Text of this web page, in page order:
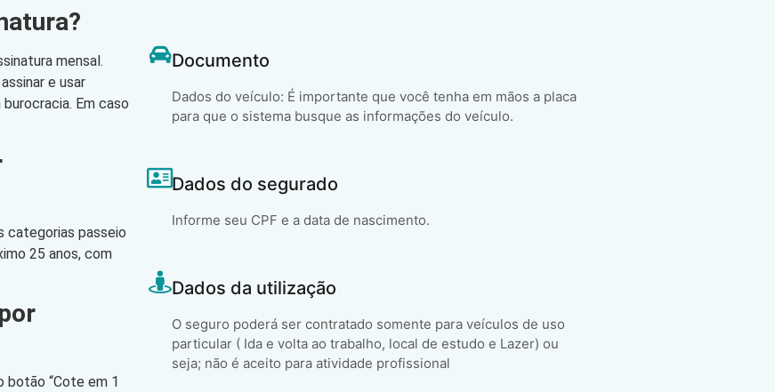
mensal.
e usar
Em caso
categorias passeio
25 anos, com
botão “Cote em 1
Documento
Dados do veículo: É importante que você tenha em mãos a placa
para que o sistema busque as informações do veículo.
Dados do segurado
Informe seu CPF e a data de nascimento.
Dados da utilização
O seguro poderá ser contratado somente para veículos de uso
particular ( Ida e volta ao trabalho, local de estudo e Lazer) ou
seja; não é aceito para atividade profissional